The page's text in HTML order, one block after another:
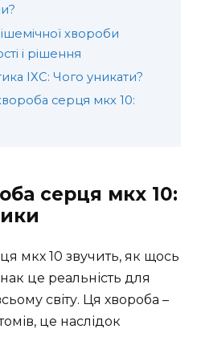
хвороби
і рішення
ІХС: Чого уникати?
серця мкх 10:
серця мкх 10:
мкх 10 звучить, як щось
це реальність для
світу. Ця хвороба –
це наслідок